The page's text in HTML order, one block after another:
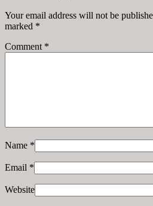
Your email address will not be
marked *
Comment *
Name *
Email *
Website